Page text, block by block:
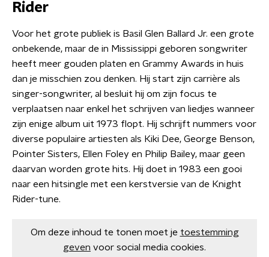
Rider
Voor het grote publiek is Basil Glen Ballard Jr. een grote
onbekende, maar de in Mississippi geboren songwriter
heeft meer gouden platen en Grammy Awards in huis
dan je misschien zou denken. Hij start zijn carrière als
singer-songwriter, al besluit hij om zijn focus te
verplaatsen naar enkel het schrijven van liedjes wanneer
zijn enige album uit 1973 flopt. Hij schrijft nummers voor
diverse populaire artiesten als Kiki Dee, George Benson,
Pointer Sisters, Ellen Foley en Philip Bailey, maar geen
daarvan worden grote hits. Hij doet in 1983 een gooi
naar een hitsingle met een kerstversie van de Knight
Rider-tune.
Om deze inhoud te tonen moet je toestemming
geven voor social media cookies.